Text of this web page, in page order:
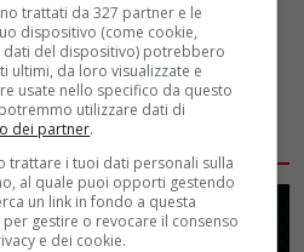
trattati da 327 partner e le
dispositivo (come cookie,
del dispositivo) potrebbero
ultimi, da loro visualizzate e
usate nello specifico da questo
utilizzare dati di
dei partner.
i tuoi dati personali sulla
al quale puoi opporti gestendo
un link in fondo a questa
gestire o revocare il consenso
e dei cookie.